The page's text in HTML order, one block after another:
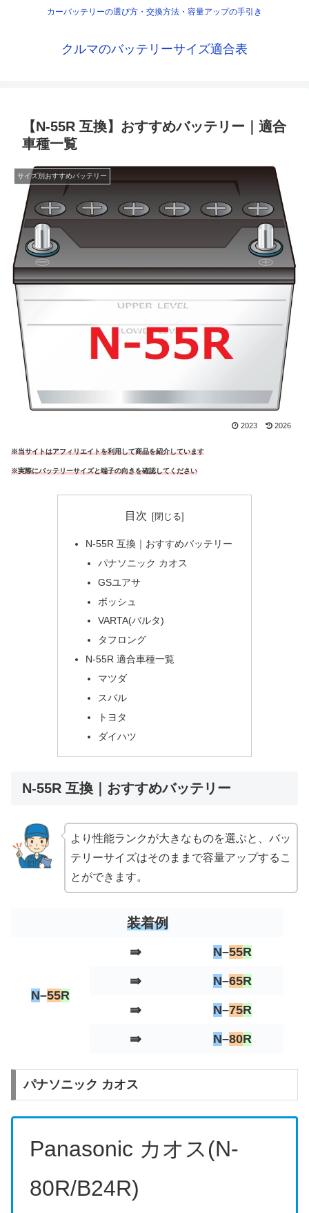
カーバッテリーの選び方・交換方法・容量アップの手引き
クルマのバッテリーサイズ適合表
【N-55R 互換】おすすめバッテリー｜適合
車種一覧
サイズ別おすすめバッテリー
2023 2026
※当サイトはアフィリエイトを利用して商品を紹介しています
※実際にバッテリーサイズと端子の向きを確認してください
目次
N-55R 互換｜おすすめバッテリー
パナソニック カオス
GSユアサ
ボッシュ
VARTA(バルタ)
タフロング
N-55R 適合車種一覧
マツダ
スバル
トヨタ
ダイハツ
N-55R 互換｜おすすめバッテリー
より性能ランクが大きなものを選ぶと、バッ
テリーサイズはそのままで容量アップするこ
とができます。
装着例
N–55R
⇛ N–55R
⇛ N–65R
⇛ N–75R
⇛ N–80R
パナソニック カオス
Panasonic カオス(N-
80R/B24R)